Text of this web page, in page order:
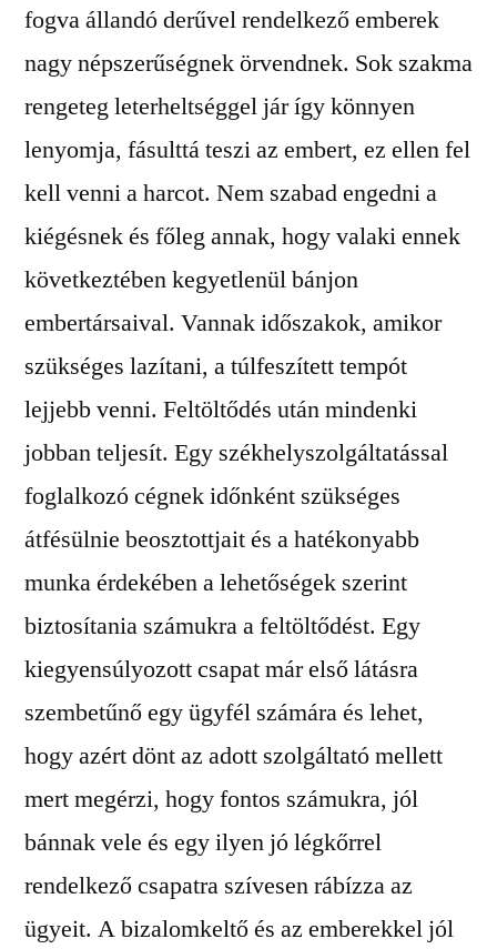
fogva állandó derűvel rendelkező emberek
nagy népszerűségnek örvendnek. Sok szakma
rengeteg leterheltséggel jár így könnyen
lenyomja, fásulttá teszi az embert, ez ellen fel
kell venni a harcot. Nem szabad engedni a
kiégésnek és főleg annak, hogy valaki ennek
következtében kegyetlenül bánjon
embertársaival. Vannak időszakok, amikor
szükséges lazítani, a túlfeszített tempót
lejjebb venni. Feltöltődés után mindenki
jobban teljesít. Egy székhelyszolgáltatással
foglalkozó cégnek időnként szükséges
átfésülnie beosztottjait és a hatékonyabb
munka érdekében a lehetőségek szerint
biztosítania számukra a feltöltődést. Egy
kiegyensúlyozott csapat már első látásra
szembetűnő egy ügyfél számára és lehet,
hogy azért dönt az adott szolgáltató mellett
mert megérzi, hogy fontos számukra, jól
bánnak vele és egy ilyen jó légkőrrel
rendelkező csapatra szívesen rábízza az
ügyeit. A bizalomkeltő és az emberekkel jól